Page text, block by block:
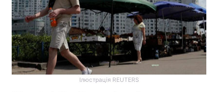
Ілюстрація REUTERS